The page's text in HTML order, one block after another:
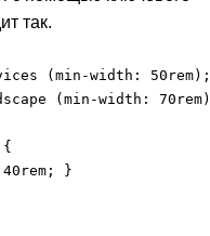
так.
(min-width: 50rem);
(min-width:
{
}